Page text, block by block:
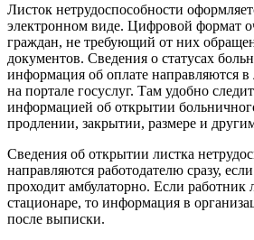
Листок нетрудоспособности
электронном виде. Цифровой формат
граждан, не требующий от них
документов. Сведения о статусах
информация об оплате направляются
на портале госуслуг. Там удобно
информацией об открытии
продлении, закрытии, размере и
Сведения об открытии листка
направляются работодателю сразу,
проходит амбулаторно. Если работник
стационаре, то информация в
после выписки.